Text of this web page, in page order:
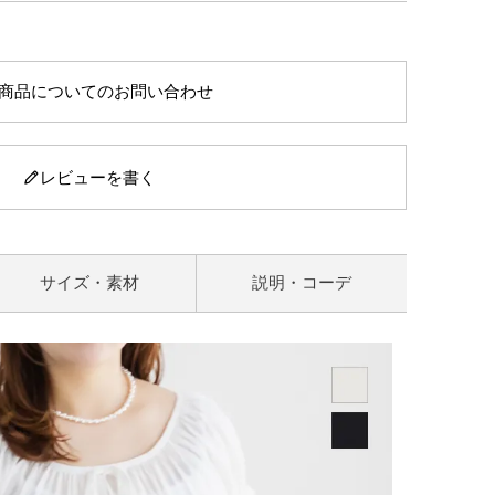
品についてのお問い合わせ
レビューを書く
サイズ・素材 説明・コーデ